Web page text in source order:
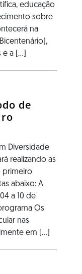
educação
sobre
na
a [...]
de
Diversidade
realizando as
primeiro
abaixo: A
a 10 de
Os
nas
em [...]